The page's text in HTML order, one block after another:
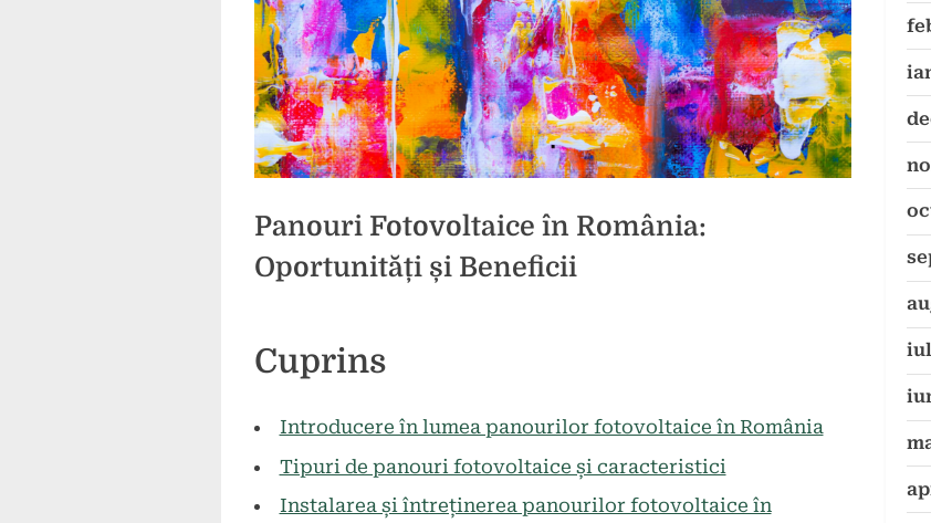
Panouri Fotovoltaice în România:
Oportunități și Beneficii
on
mai
comentariila
Fotovoltaice
România:
Oportunități
Cuprins
Introducere în lumea panourilor fotovoltaice în România
Tipuri de panouri fotovoltaice și caracteristici
Instalarea și întreținerea panourilor fotovoltaice în